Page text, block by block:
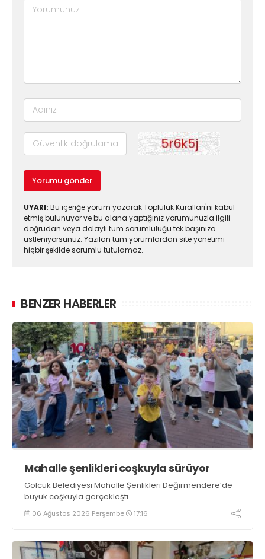
Yorumu gönder
UYARI: Bu içeriğe yorum yazarak Topluluk Kuralları'nı kabul
etmiş bulunuyor ve bu alana yaptığınız yorumunuzla ilgili
doğrudan veya dolaylı tüm sorumluluğu tek başınıza
üstleniyorsunuz. Yazılan tüm yorumlardan site yönetimi
hiçbir şekilde sorumlu tutulamaz.
BENZER HABERLER
Mahalle şenlikleri coşkuyla sürüyor
Gölcük Belediyesi Mahalle Şenlikleri Değirmendere’de
büyük coşkuyla gerçekleşti
06 Ağustos 2026 Perşembe 17:16